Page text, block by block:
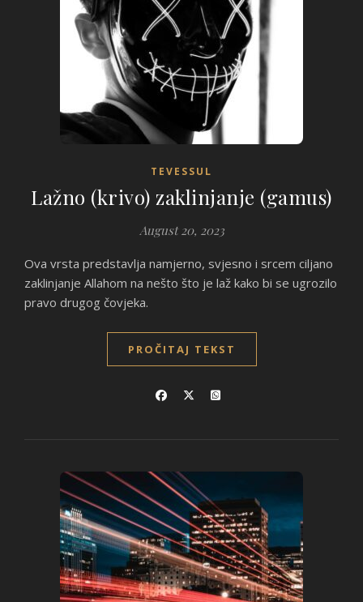
TEVESSUL
Lažno (krivo) zaklinjanje (gamus)
August 20, 2023
Ova vrsta predstavlja namjerno, svjesno i srcem ciljano
zaklinjanje Allahom na nešto što je laž kako bi se ugrozilo
pravo drugog čovjeka.
PROČITAJ TEKST